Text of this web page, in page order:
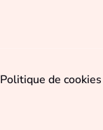
Politique de cookies